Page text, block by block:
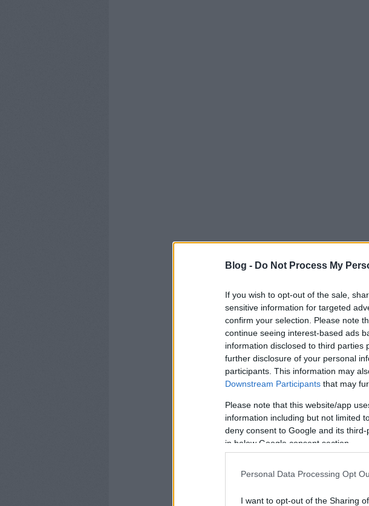
Blog - Do Not Process My
If you wish to opt-out of the sale,
sensitive information for targeted
confirm your selection. Please note
continue seeing interest-based ads
information disclosed to third parties
further disclosure of your personal
participants. This information may
Downstream Participants that may
Please note that this website/app
information including but not limited
deny consent to Google and its
in below Google consent section.
Personal Data Processing Opt
I want to opt-out of the Sharing